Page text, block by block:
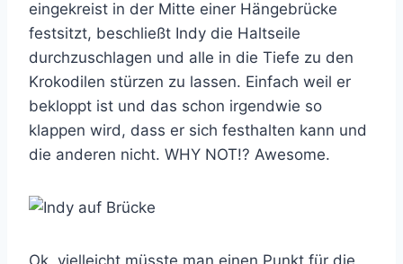
eingekreist in der Mitte einer Hängebrücke
festsitzt, beschließt Indy die Haltseile
durchzuschlagen und alle in die Tiefe zu den
Krokodilen stürzen zu lassen. Einfach weil er
bekloppt ist und das schon irgendwie so
klappen wird, dass er sich festhalten kann und
die anderen nicht. WHY NOT!? Awesome.
Ok, vielleicht müsste man einen Punkt für die